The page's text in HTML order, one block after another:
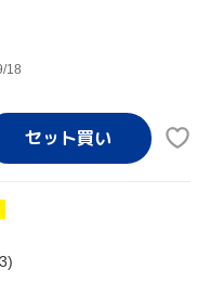
18